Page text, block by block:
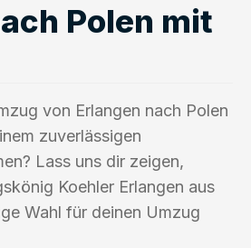
Polen mit
von Erlangen nach Polen
zuverlässigen
Lass uns dir zeigen,
Koehler Erlangen aus
Wahl für deinen Umzug